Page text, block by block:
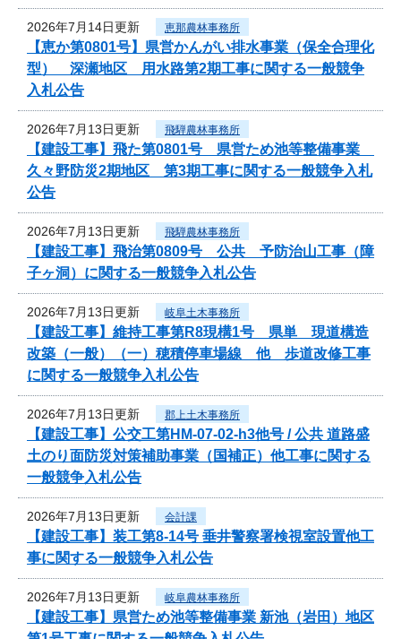
2026年7月14日更新 恵那農林事務所
【恵か第0801号】県営かんがい排水事業（保全合理化
型） 深瀬地区 用水路第2期工事に関する一般競争
入札公告
2026年7月13日更新 飛騨農林事務所
【建設工事】飛た第0801号 県営ため池等整備事業
久々野防災2期地区 第3期工事に関する一般競争入札
公告
2026年7月13日更新 飛騨農林事務所
【建設工事】飛治第0809号 公共 予防治山工事（障
子ヶ洞）に関する一般競争入札公告
2026年7月13日更新 岐阜土木事務所
【建設工事】維持工事第R8現構1号 県単 現道構造
改築（一般）（一）穂積停車場線 他 歩道改修工事
に関する一般競争入札公告
2026年7月13日更新 郡上土木事務所
【建設工事】公交工第HM-07-02-h3他号 / 公共 道路盛
土のり面防災対策補助事業（国補正）他工事に関する
一般競争入札公告
2026年7月13日更新 会計課
【建設工事】装工第8-14号 垂井警察署検視室設置他工
事に関する一般競争入札公告
2026年7月13日更新 岐阜農林事務所
【建設工事】県営ため池等整備事業 新池（岩田）地区